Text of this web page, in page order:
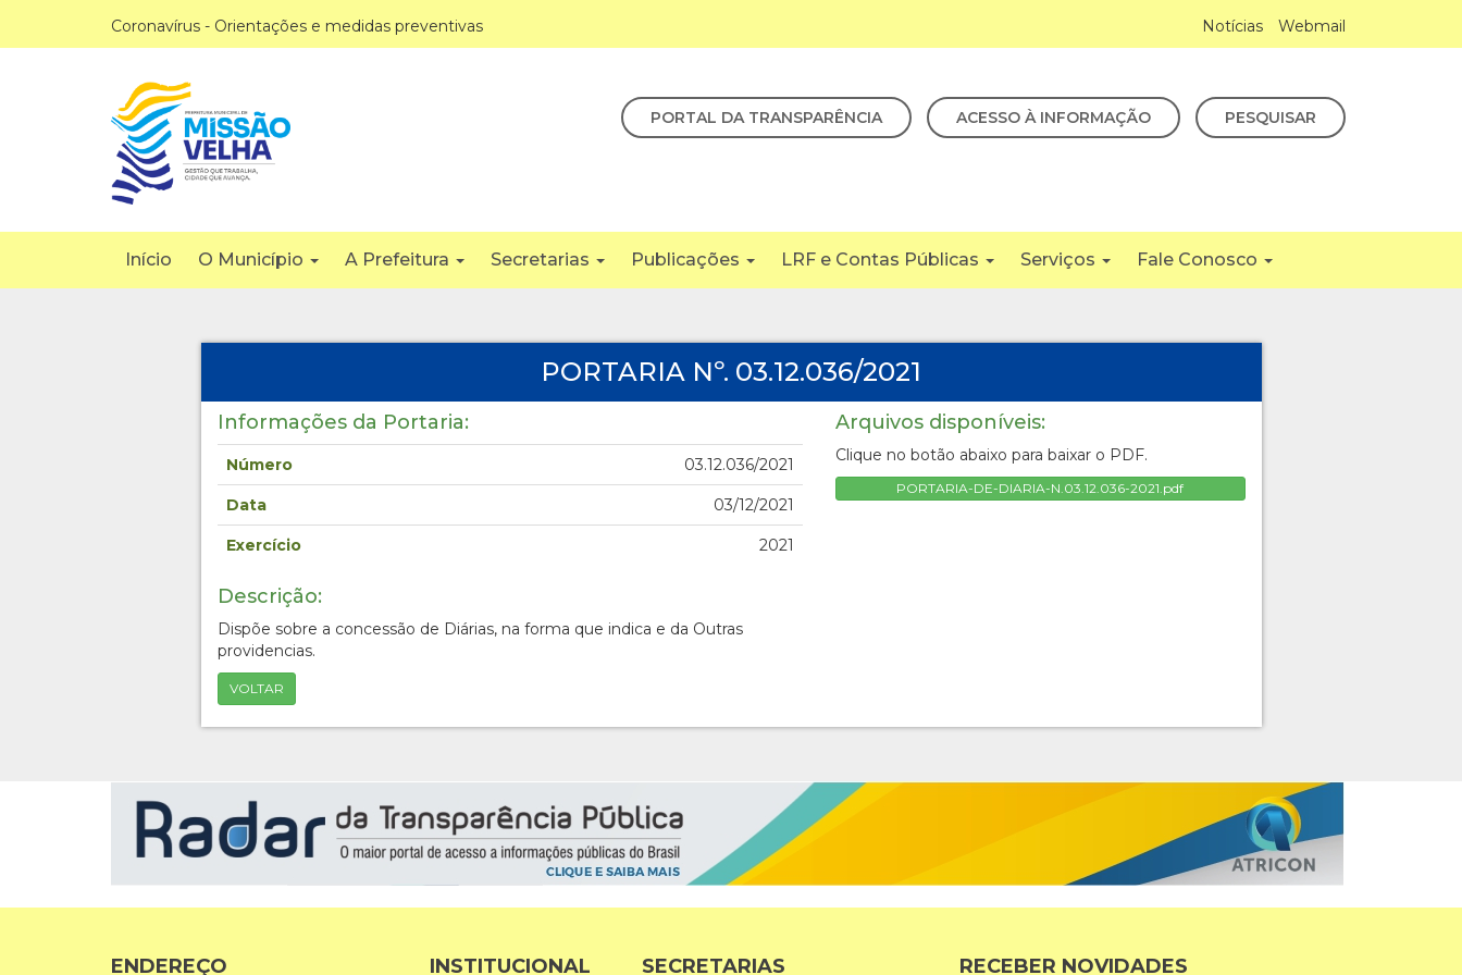
Coronavírus - Orientações e medidas preventivas Notícias Webmail
PORTAL DA TRANSPARÊNCIA ACESSO À INFORMAÇÃO PESQUISAR
Início O Município A Prefeitura Secretarias Publicações LRF e Contas Públicas Serviços Fale Conosco
PORTARIA Nº. 03.12.036/2021
Informações da Portaria:
Número 03.12.036/2021
Data 03/12/2021
Exercício 2021
Descrição:
Dispõe sobre a concessão de Diárias, na forma que indica e da Outras
providencias.
VOLTAR
Arquivos disponíveis:
Clique no botão abaixo para baixar o PDF.
PORTARIA-DE-DIARIA-N.03.12.036-2021.pdf
ENDEREÇO INSTITUCIONAL SECRETARIAS RECEBER NOVIDADES